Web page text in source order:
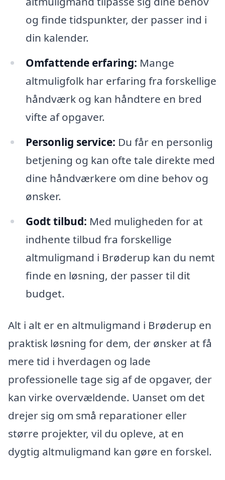
og finde tidspunkter, der passer ind i
din kalender.
Omfattende erfaring: Mange
altmuligfolk har erfaring fra forskellige
håndværk og kan håndtere en bred
vifte af opgaver.
Personlig service: Du får en personlig
betjening og kan ofte tale direkte med
dine håndværkere om dine behov og
ønsker.
Godt tilbud: Med muligheden for at
indhente tilbud fra forskellige
altmuligmand i Brøderup kan du nemt
finde en løsning, der passer til dit
budget.
Alt i alt er en altmuligmand i Brøderup en
praktisk løsning for dem, der ønsker at få
mere tid i hverdagen og lade
professionelle tage sig af de opgaver, der
kan virke overvældende. Uanset om det
drejer sig om små reparationer eller
større projekter, vil du opleve, at en
dygtig altmuligmand kan gøre en forskel.